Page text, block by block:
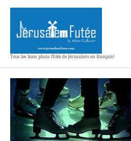
Aller
contenu
Tous les bons plans fûtés de Jérusalem en français!